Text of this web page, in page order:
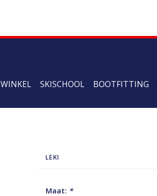
WINKEL SKISCHOOL BOOTFITTING
LEKI
Maat: *